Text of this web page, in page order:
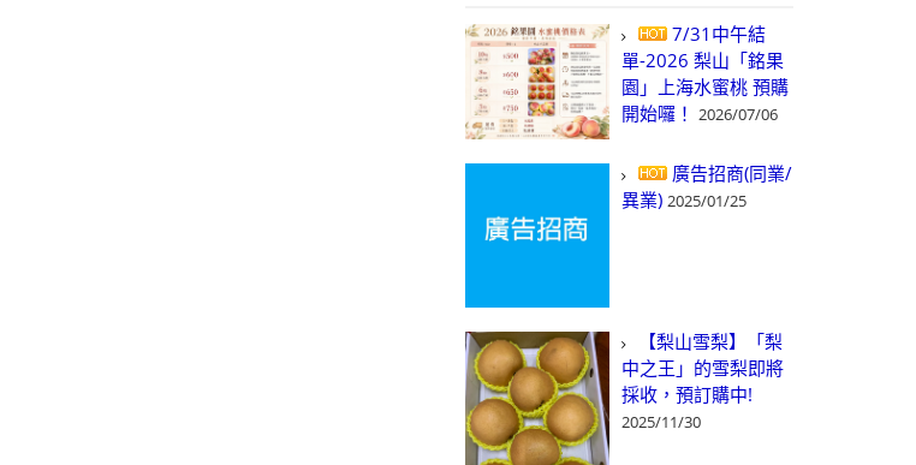
7/31中午結
單-2026 梨山「銘果
園」上海水蜜桃 預購
開始囉！ 2026/07/06
廣告招商(同業/
異業) 2025/01/25
【梨山雪梨】「梨
中之王」的雪梨即將
採收，預訂購中!
2025/11/30